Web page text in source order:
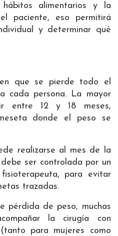
alimentarios y la
paciente, eso permitirá
y determinar qué
que se pierde todo el
cada persona. La mayor
entre 12 y 18 meses,
donde el peso se
realizarse al mes de la
ser controlada por un
para evitar
trazadas.
pérdida de peso, muchas
la cirugía con
para mujeres como